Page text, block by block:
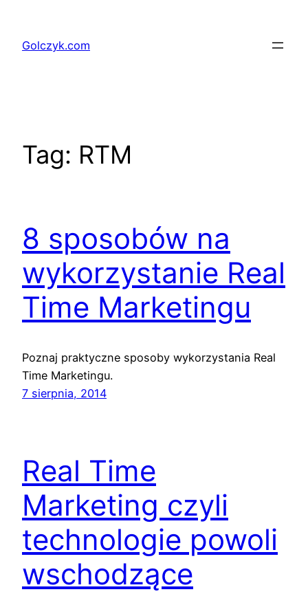
treściGolczyk.com
Tag: RTM
8 sposobów na
wykorzystanie Real
Time Marketingu
Poznaj praktyczne sposoby wykorzystania Real
Time Marketingu.
7 sierpnia, 2014
Real Time
Marketing czyli
technologie powoli
wschodzące